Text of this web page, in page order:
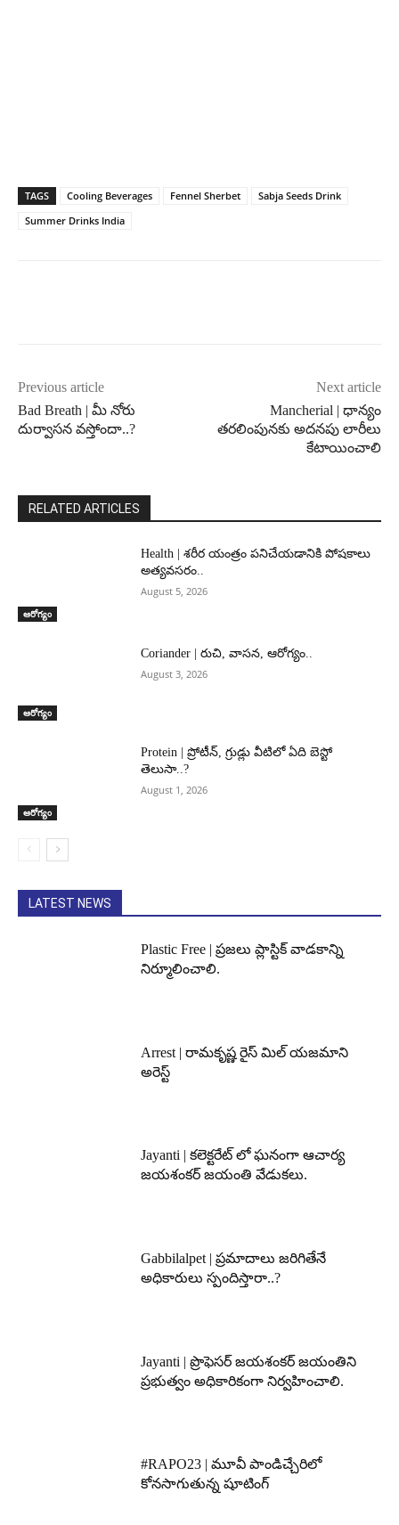
TAGS Cooling Beverages Fennel Sherbet
Sabja Seeds Drink
Summer Drinks India
Previous article
Bad Breath | మీ నోరు
దుర్వాసన వస్తోందా..?
Next article
Mancherial | ధాన్యం
తరలింపునకు అదనపు లారీలు
కేటాయించాలి
RELATED ARTICLES
ఆరోగ్యం
Health | శరీర యంత్రం పనిచేయడానికి పోషకాలు
అత్యవసరం..
August 5, 2026
ఆరోగ్యం
Coriander | రుచి, వాసన, ఆరోగ్యం..
August 3, 2026
ఆరోగ్యం
Protein | ప్రోటీన్, గ్రుడ్లు వీటిలో ఏది బెస్టో
తెలుసా..?
August 1, 2026
LATEST NEWS
Plastic Free | ప్రజలు ప్లాస్టిక్ వాడకాన్ని
నిర్మూలించాలి.
Arrest | రామకృష్ణ రైస్ మిల్ యజమాని
అరెస్ట్
Jayanti | కలెక్టరేట్ లో ఘనంగా ఆచార్య
జయశంకర్ జయంతి వేడుకలు.
Gabbilalpet | ప్రమాదాలు జరిగితేనే
అధికారులు స్పందిస్తారా..?
Jayanti | ప్రొఫెసర్ జయశంకర్ జయంతిని
ప్రభుత్వం అధికారికంగా నిర్వహించాలి.
#RAPO23 | మూవీ పాండిచ్చేరిలో
కోనసాగుతున్న షూటింగ్